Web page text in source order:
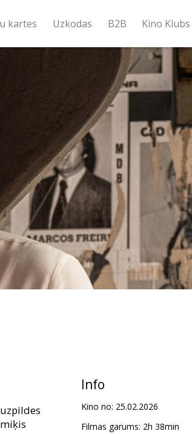
kartes Uzkodas B2B Kino Klubs
Info
Kino no: 25.02.2026
Filmas garums: 2h 38min